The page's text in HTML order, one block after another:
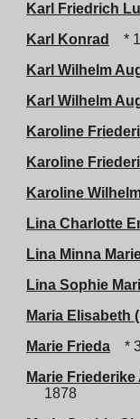
Karl Friedrich
Karl Konrad
*
Karl Wilhelm
Karl Wilhelm
Karoline
Karoline
Karoline
Lina Charlotte
Lina Minna
Lina Sophie
Maria Elisabeth
Marie Frieda
*
Marie
1878